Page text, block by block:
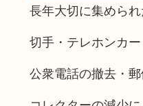
長年大切に集めら
切手・テレホンカ
公衆電話の撤去・